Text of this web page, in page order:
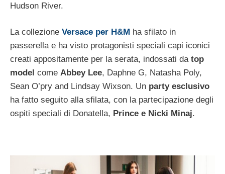
Hudson River.
La collezione Versace per H&M ha sfilato in
passerella e ha visto protagonisti speciali capi iconici
creati appositamente per la serata, indossati da top
model come Abbey Lee, Daphne G, Natasha Poly,
Sean O’pry and Lindsay Wixson. Un party esclusivo
ha fatto seguito alla sfilata, con la partecipazione degli
ospiti speciali di Donatella, Prince e Nicki Minaj.